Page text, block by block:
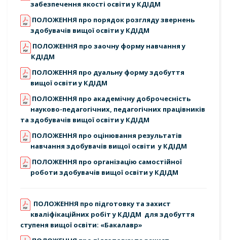
забезпечення якості освіти у КДІДМ
ПОЛОЖЕННЯ про порядок розгляду звернень
здобувачів вищої освіти у КДІДМ
ПОЛОЖЕННЯ про заочну форму навчання у
КДІДМ
ПОЛОЖЕННЯ про дуальну форму здобуття
вищої освіти у КДІДМ
ПОЛОЖЕННЯ про академічну доброчесність
науково-педагогічних, педагогічних працівників
та здобувачів вищої освіти у КДІДМ
ПОЛОЖЕННЯ про оцінювання результатів
навчання здобувачів вищої освіти у КДІДМ
ПОЛОЖЕННЯ про організацію самостійної
роботи здобувачів вищої освіти у КДІДМ
ПОЛОЖЕННЯ про підготовку та захист
кваліфікаційних робіт у КДІДМ для здобуття
ступеня вищої освіти: «Бакалавр»